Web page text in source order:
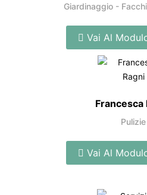
Giardinaggio -
Vai Al
Francesca
Pulizie
Vai Al